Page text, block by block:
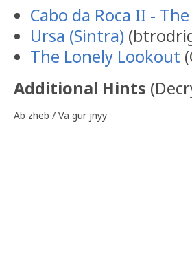
Cabo da Roca II -
Ursa (Sintra)
The Lonely Lookout
Additional Hints (
Ab zheb / Va gur jnyy